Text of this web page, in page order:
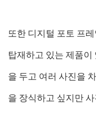
또한 디지털 포토 프
탑재하고 있는 제품
을 두고 여러 사진을
을 장식하고 싶지만